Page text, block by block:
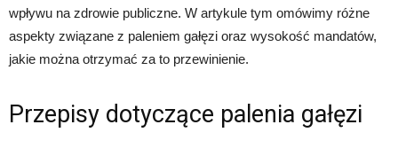
wpływu na zdrowie publiczne. W artykule tym omówimy różne
aspekty związane z paleniem gałęzi oraz wysokość mandatów,
jakie można otrzymać za to przewinienie.
Przepisy dotyczące palenia gałęzi